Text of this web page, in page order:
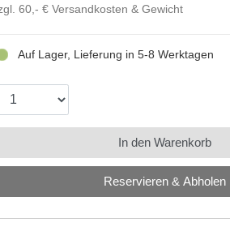
60,- € Versandkosten & Gewicht
Reservieren & Abholen
Auf Lager, Lieferung in 5-8 Werktagen
In den Warenkorb